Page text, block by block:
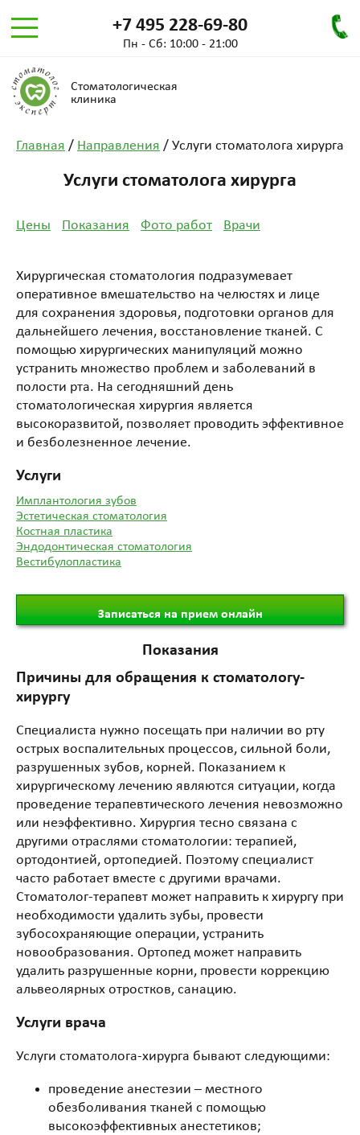
Стоматологическая
клиника
Пн - Сб: 10:00 - 21:00
+7 495 228-69-80
Главная / Направления / Услуги стоматолога хирурга
Услуги стоматолога хирурга
Услуги
Имплантология зубов
Эстетическая стоматология
Костная пластика
Эндодонтическая стоматология
Вестибулопластика
Цены Показания Фото работ Врачи
Хирургическая стоматология подразумевает
оперативное вмешательство на челюстях и лице
для сохранения здоровья, подготовки органов для
дальнейшего лечения, восстановление тканей. С
помощью хирургических манипуляций можно
устранить множество проблем и заболеваний в
полости рта. На сегодняшний день
стоматологическая хирургия является
высокоразвитой, позволяет проводить эффективное
и безболезненное лечение.
Записаться на прием онлайн
Показания
Причины для обращения к стоматологу-
хирургу
Специалиста нужно посещать при наличии во рту
острых воспалительных процессов, сильной боли,
разрушенных зубов, корней. Показанием к
хирургическому лечению являются ситуации, когда
проведение терапевтического лечения невозможно
или неэффективно. Хирургия тесно связана с
другими отраслями стоматологии: терапией,
ортодонтией, ортопедией. Поэтому специалист
часто работает вместе с другими врачами.
Стоматолог-терапевт может направить к хирургу при
необходимости удалить зубы, провести
зубосохраняющие операции, устранить
новообразования. Ортопед может направить
удалить разрушенные корни, провести коррекцию
альвеолярных отростков, санацию.
Услуги врача
Услуги стоматолога-хирурга бывают следующими:
проведение анестезии – местного
обезболивания тканей с помощью
высокоэффективных анестетиков;